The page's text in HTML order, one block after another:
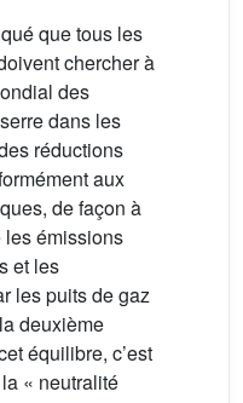
que tous les
chercher à
des
dans les
réductions
aux
de façon à
émissions
et les
les puits de gaz
deuxième
équilibre, c’est
« neutralité